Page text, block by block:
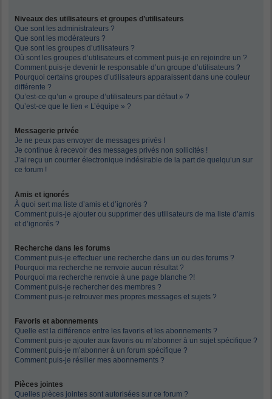
Niveaux des utilisateurs et groupes d’utilisateurs
Que sont les administrateurs ?
Que sont les modérateurs ?
Que sont les groupes d’utilisateurs ?
Où sont les groupes d’utilisateurs et comment puis-je en rejoindre un ?
Comment puis-je devenir le responsable d’un groupe d’utilisateurs ?
Pourquoi certains groupes d’utilisateurs apparaissent dans une couleur
différente ?
Qu’est-ce qu’un « groupe d’utilisateurs par défaut » ?
Qu’est-ce que le lien « L’équipe » ?
Messagerie privée
Je ne peux pas envoyer de messages privés !
Je continue à recevoir des messages privés non sollicités !
J’ai reçu un courrier électronique indésirable de la part de quelqu’un sur
ce forum !
Amis et ignorés
À quoi sert ma liste d’amis et d’ignorés ?
Comment puis-je ajouter ou supprimer des utilisateurs de ma liste d’amis
et d’ignorés ?
Recherche dans les forums
Comment puis-je effectuer une recherche dans un ou des forums ?
Pourquoi ma recherche ne renvoie aucun résultat ?
Pourquoi ma recherche renvoie à une page blanche ?!
Comment puis-je rechercher des membres ?
Comment puis-je retrouver mes propres messages et sujets ?
Favoris et abonnements
Quelle est la différence entre les favoris et les abonnements ?
Comment puis-je ajouter aux favoris ou m’abonner à un sujet spécifique ?
Comment puis-je m’abonner à un forum spécifique ?
Comment puis-je résilier mes abonnements ?
Pièces jointes
Quelles pièces jointes sont autorisées sur ce forum ?